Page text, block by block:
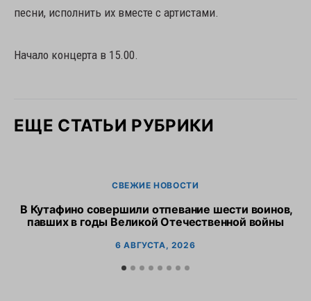
песни, исполнить их вместе с артистами.
Начало концерта в 15.00.
ЕЩЕ СТАТЬИ РУБРИКИ
СВЕЖИЕ НОВОСТИ
В Кутафино совершили отпевание шести воинов,
павших в годы Великой Отечественной войны
6 АВГУСТА, 2026